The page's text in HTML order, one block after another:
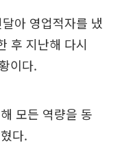
아 영업적자를 냈
후 지난해 다시
이다.
모든 역량을 동
다.